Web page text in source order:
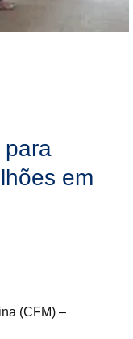
para
em
(CFM) –